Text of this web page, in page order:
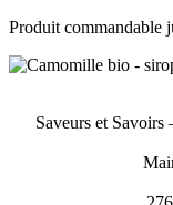
Produit commandable
Saveurs et